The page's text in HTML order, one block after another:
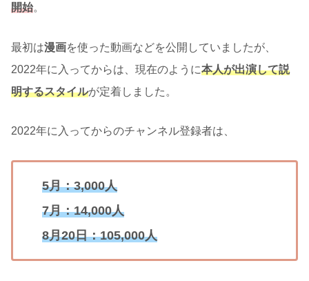
開始。
最初は漫画を使った動画などを公開していましたが、
2022年に入ってからは、現在のように本人が出演して説
明するスタイルが定着しました。
2022年に入ってからのチャンネル登録者は、
5月：3,000人
7月：14,000人
8月20日：105,000人